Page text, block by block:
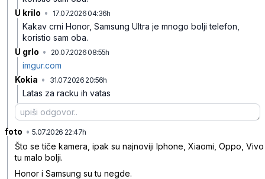
U krilo • 17.07.2026 04:36h
Kakav crni Honor, Samsung Ultra je mnogo bolji telefon,
koristio sam oba.
U grlo • 20.07.2026 08:55h
imgur.com
Kokia • 31.07.2026 20:56h
Latas za racku ih vatas
foto • 5.07.2026 22:47h
Što se tiče kamera, ipak su najnoviji Iphone, Xiaomi, Oppo, Vivo
tu malo bolji.
Honor i Samsung su tu negde.